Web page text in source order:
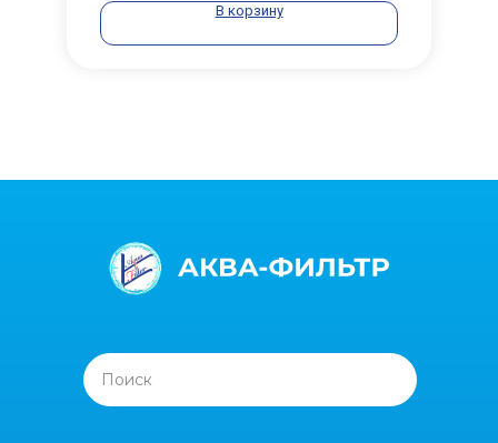
В корзину
Поиск